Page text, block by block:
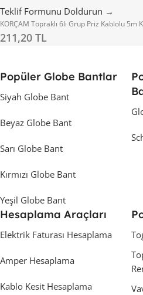
Teklif Formunu Doldurun →
KORÇAM Topraklı 6lı Grup Priz Kablolu 5m
211,20 TL
Popüler Globe Bantlar
Siyah Globe Bant
Beyaz Globe Bant
Sarı Globe Bant
Kırmızı Globe Bant
Yeşil Globe Bant
Hesaplama Araçları
Elektrik Faturası Hesaplama
Amper Hesaplama
Kablo Kesit Hesaplama